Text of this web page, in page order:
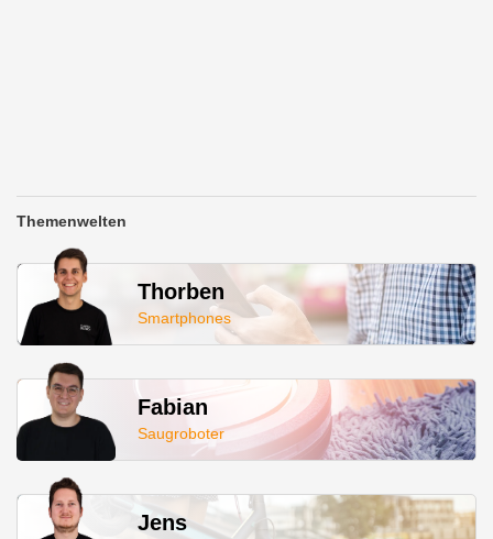
Themenwelten
Thorben
Smartphones
Fabian
Saugroboter
Jens